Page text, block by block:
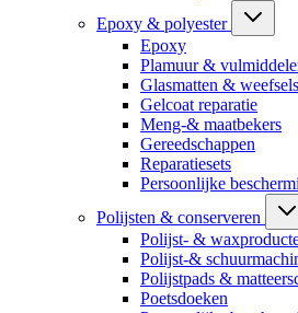
Epoxy & polyester
Epoxy
Plamuur &
Glasmatten & weefsels
Gelcoat reparatie
Meng-& maatbekers
Gereedschappen
Reparatiesets
Persoonlijke
Polijsten & conserveren
Polijst- &
Polijst-&
Polijstpads &
Poetsdoeken